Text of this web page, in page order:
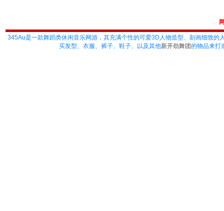
345Au是一款舞蹈类休闲音乐网游，其充满个性的可爱3D人物造型、刻画细致
买发型、衣服、裤子、鞋子、以及其他新开劲舞团的物品来打